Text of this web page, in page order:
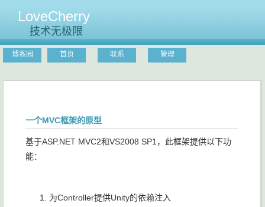
LoveCherry
技术无极限
博客园 首页 联系 管理
一个MVC框架的原型
基于ASP.NET MVC2和VS2008 SP1，此框架提供以下功
能：
为Controller提供Unity的依赖注入